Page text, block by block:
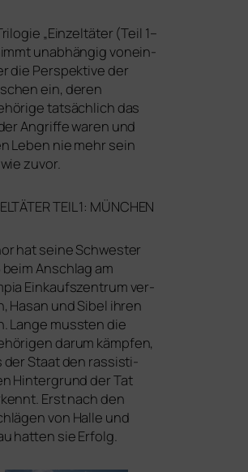
„Einzeltäter (Teil 1–
unab­hän­gig von­ein­
die Perspektive der
ein, deren
tat­säch­lich das
Angriffe waren und
Leben nie mehr sein
zuvor.
TEIL1: MÜNCHEN
hat sei­ne Schwester
beim Anschlag am
Einkaufszentrum ver­
Hasan und Sibel ihren
Lange muss­ten die
dar­um kämp­fen,
der Staat den ras­sis­ti­
Hintergrund der Tat
Erst nach den
von Halle und
hat­ten sie Erfolg.